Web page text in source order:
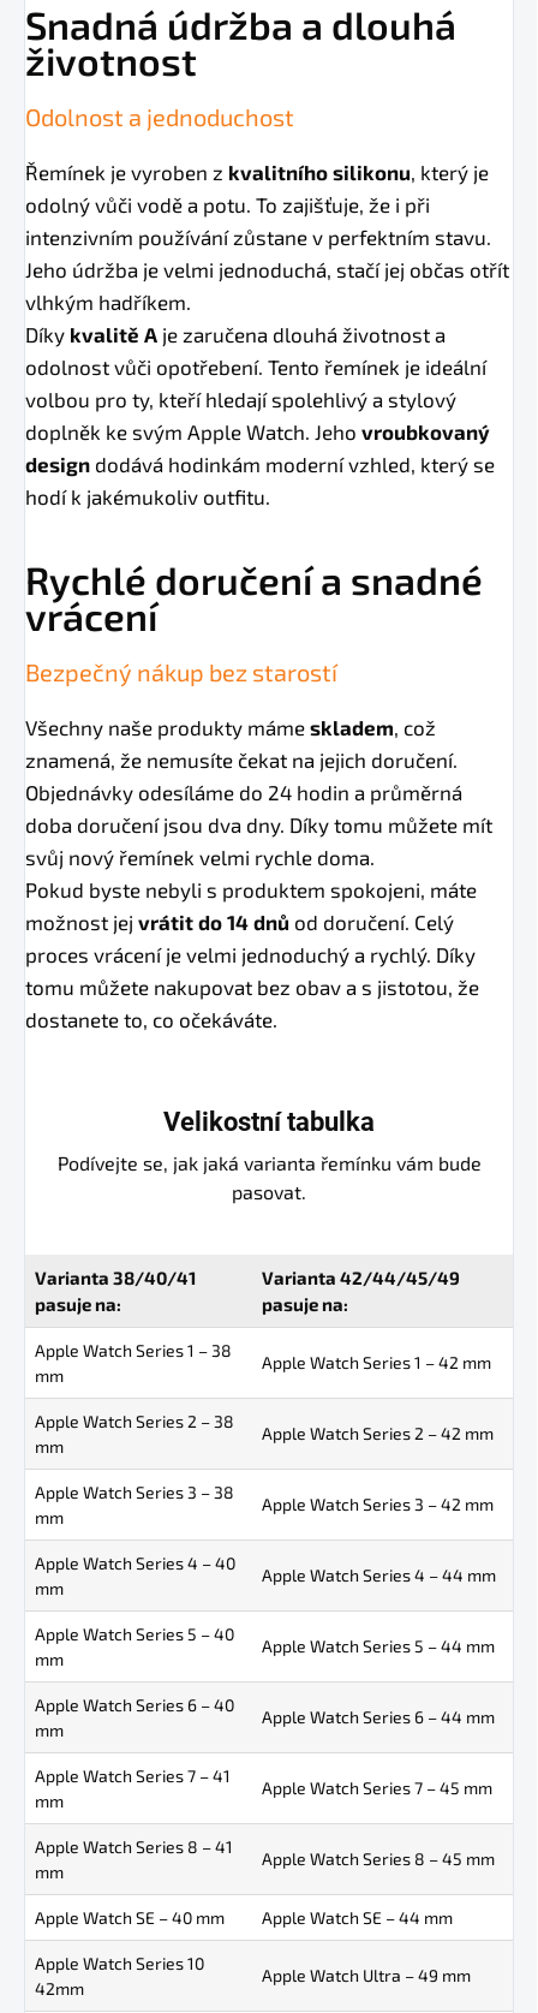
Snadná údržba a dlouhá
životnost
Odolnost a jednoduchost
Řemínek je vyroben z kvalitního silikonu, který je
odolný vůči vodě a potu. To zajišťuje, že i při
intenzivním používání zůstane v perfektním stavu.
Jeho údržba je velmi jednoduchá, stačí jej občas otřít
vlhkým hadříkem.
Díky kvalitě A je zaručena dlouhá životnost a
odolnost vůči opotřebení. Tento řemínek je ideální
volbou pro ty, kteří hledají spolehlivý a stylový
doplněk ke svým Apple Watch. Jeho vroubkovaný
design dodává hodinkám moderní vzhled, který se
hodí k jakémukoliv outfitu.
Rychlé doručení a snadné
vrácení
Bezpečný nákup bez starostí
Všechny naše produkty máme skladem, což
znamená, že nemusíte čekat na jejich doručení.
Objednávky odesíláme do 24 hodin a průměrná
doba doručení jsou dva dny. Díky tomu můžete mít
svůj nový řemínek velmi rychle doma.
Pokud byste nebyli s produktem spokojeni, máte
možnost jej vrátit do 14 dnů od doručení. Celý
proces vrácení je velmi jednoduchý a rychlý. Díky
tomu můžete nakupovat bez obav a s jistotou, že
dostanete to, co očekáváte.
Velikostní tabulka
Podívejte se, jak jaká varianta řemínku vám bude
pasovat.
Varianta 38/40/41
pasuje na:
Varianta 42/44/45/49
pasuje na:
Apple Watch Series 1 – 38
mm
Apple Watch Series 1 – 42 mm
Apple Watch Series 2 – 38
mm
Apple Watch Series 2 – 42 mm
Apple Watch Series 3 – 38
mm
Apple Watch Series 3 – 42 mm
Apple Watch Series 4 – 40
mm
Apple Watch Series 4 – 44 mm
Apple Watch Series 5 – 40
mm
Apple Watch Series 5 – 44 mm
Apple Watch Series 6 – 40
mm
Apple Watch Series 6 – 44 mm
Apple Watch Series 7 – 41
mm
Apple Watch Series 7 – 45 mm
Apple Watch Series 8 – 41
mm
Apple Watch Series 8 – 45 mm
Apple Watch SE – 40 mm Apple Watch SE – 44 mm
Apple Watch Series 10
42mm
Apple Watch Ultra – 49 mm